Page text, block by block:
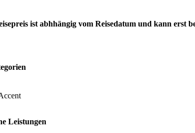
ist abhhängig vom Reisedatum und kann erst
Leistungen